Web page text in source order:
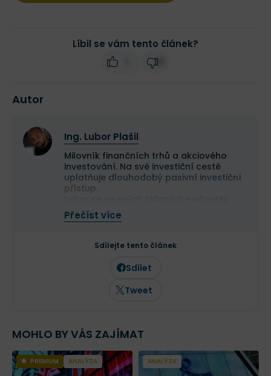
Líbil se vám tento článek?
Autor
Ing. Lubor Plašil
Milovník finančních trhů a akciového
investování. Na své investiční cestě
uplatňuje dlouhodobý pasivní investiční
přístup.
věnuje akciovým titulům a investování do
akcií jako takovému. Ekonomická a
nejsou cizí.
Jeho cílem je čtenáře rychle a stručně
informovat o dění na finančních trzích.
Přečíst více
Sdílejte tento článek
Sdílet
Tweet
MOHLO BY VÁS ZAJÍMAT
PREMIUM ANALÝZA ANALÝZA